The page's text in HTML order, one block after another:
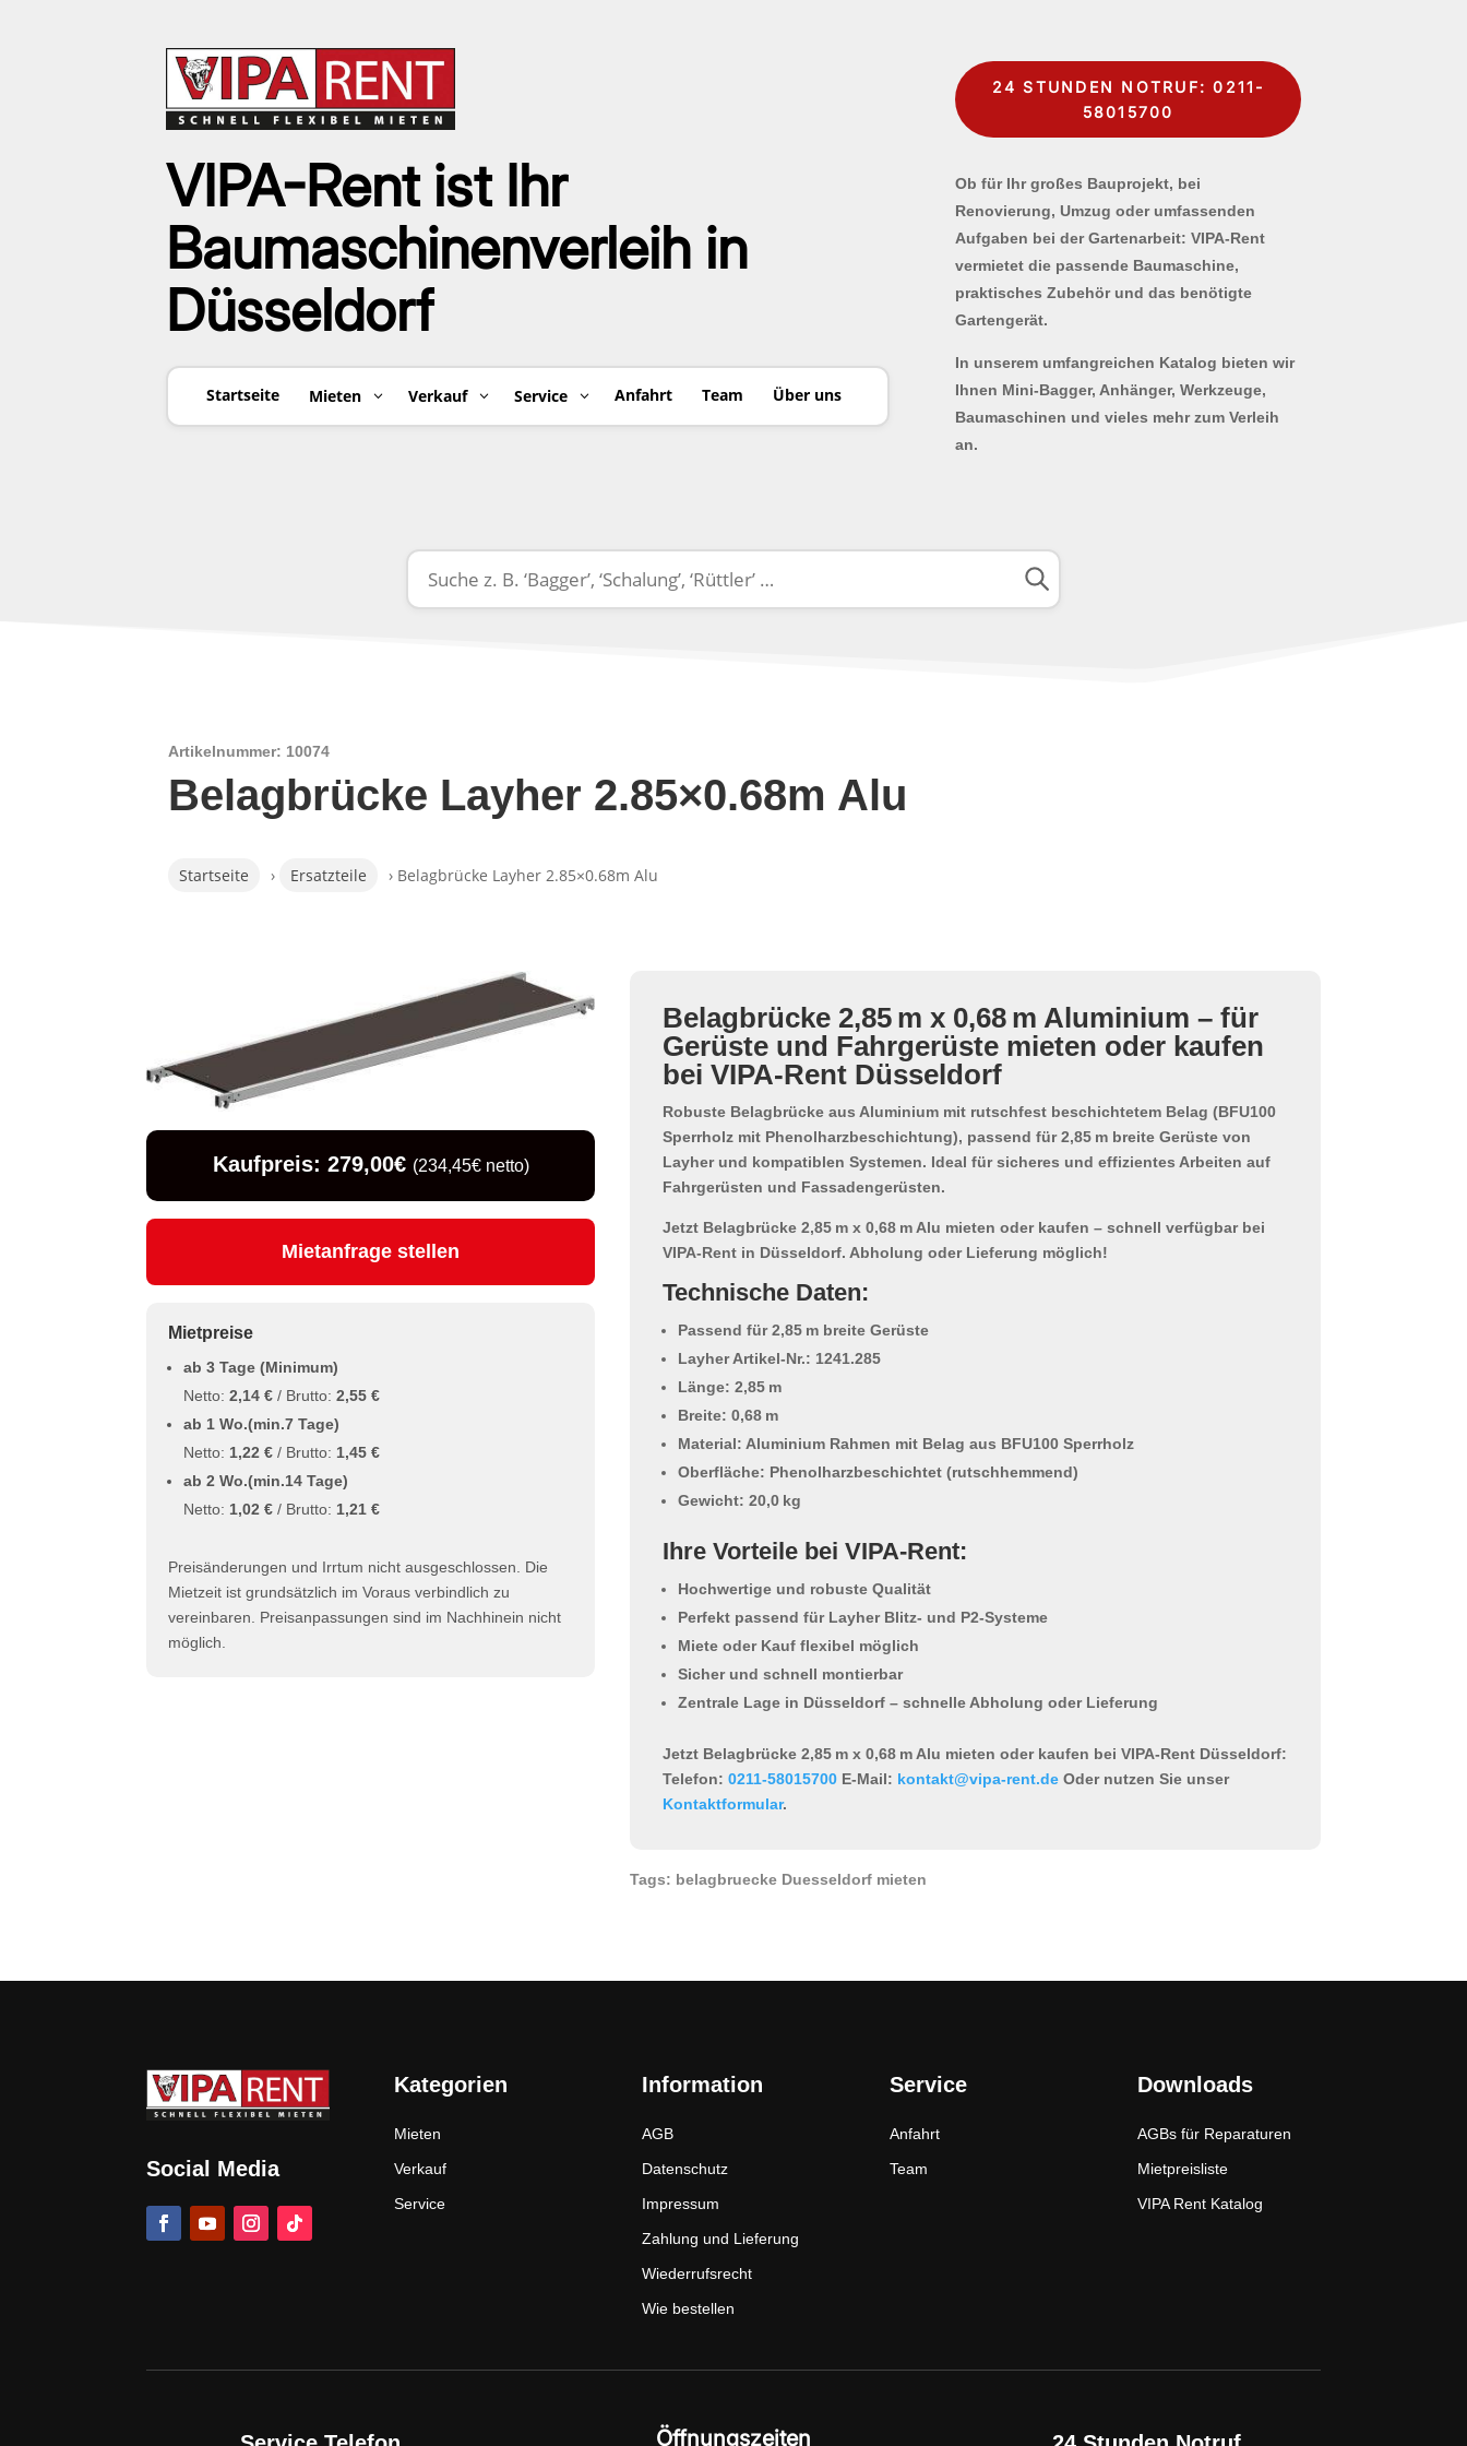
VIPA-Rent ist Ihr
Baumaschinenverleih in
Düsseldorf
Startseite Mieten Verkauf Service Anfahrt Team Über uns
24 STUNDEN NOTRUF: 0211-
58015700
Ob für Ihr großes Bauprojekt, bei
Renovierung, Umzug oder umfassenden
Aufgaben bei der Gartenarbeit: VIPA-Rent
vermietet die passende Baumaschine,
praktisches Zubehör und das benötigte
Gartengerät.
In unserem umfangreichen Katalog bieten wir
Ihnen Mini-Bagger, Anhänger, Werkzeuge,
Baumaschinen und vieles mehr zum Verleih
an.
Artikelnummer: 10074
Belagbrücke Layher 2.85×0.68m Alu
Startseite › Ersatzteile › Belagbrücke Layher 2.85×0.68m Alu
Kaufpreis: 279,00€ (234,45€ netto)
Mietanfrage stellen
Mietpreise
ab 3 Tage (Minimum)
Netto:2,14 € / Brutto:2,55 €
ab 1 Wo.(min.7 Tage)
Netto: 1,22 € / Brutto: 1,45 €
ab 2 Wo.(min.14 Tage)
Netto: 1,02 € / Brutto: 1,21 €
Preisänderungen und Irrtum nicht ausgeschlossen. Die
Mietzeit ist grundsätzlich im Voraus verbindlich zu
vereinbaren. Preisanpassungen sind im Nachhinein nicht
möglich.
Belagbrücke 2,85 m x 0,68 m Aluminium – für
Gerüste und Fahrgerüste mieten oder kaufen
bei VIPA-Rent Düsseldorf
Robuste Belagbrücke aus Aluminium mit rutschfest beschichtetem Belag (BFU100
Sperrholz mit Phenolharzbeschichtung), passend für2,85 m breite Gerüste von
Layher und kompatiblen Systemen. Ideal für sicheres und effizientes Arbeiten auf
Fahrgerüsten und Fassadengerüsten.
Jetzt Belagbrücke 2,85 m x 0,68 m Alu mieten oder kaufen – schnell verfügbar bei
VIPA-Rent in Düsseldorf. Abholung oder Lieferung möglich!
Technische Daten:
Passend für 2,85 m breite Gerüste
Layher Artikel-Nr.: 1241.285
Länge: 2,85 m
Breite: 0,68 m
Material: Aluminium Rahmen mit Belag aus BFU100 Sperrholz
Oberfläche: Phenolharzbeschichtet (rutschhemmend)
Gewicht: 20,0 kg
Ihre Vorteile bei VIPA-Rent:
Hochwertige und robuste Qualität
Perfekt passend für Layher Blitz- und P2-Systeme
Miete oder Kauf flexibel möglich
Sicher und schnell montierbar
Zentrale Lage in Düsseldorf – schnelle Abholung oder Lieferung
Jetzt Belagbrücke 2,85 m x 0,68 m Alu mieten oder kaufen bei VIPA-Rent Düsseldorf:
Telefon:0211-58015700 E-Mail: kontakt@vipa-rent.de Oder nutzen Sie unser
Kontaktformular.
Tags: belagbruecke Duesseldorf mieten
Social Media
Kategorien
Mieten
Verkauf
Service
Information
AGB
Datenschutz
Impressum
Zahlung und Lieferung
Wiederrufsrecht
Wie bestellen
Service
Anfahrt
Team
Downloads
AGBs für Reparaturen
Mietpreisliste
VIPA Rent Katalog
Öffnungszeiten